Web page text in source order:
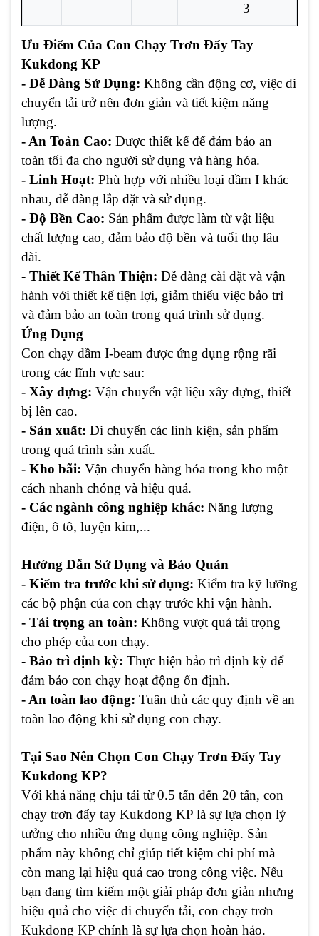
3
Ưu Điểm Của Con Chạy Trơn Đẩy Tay
Kukdong KP
- Dễ Dàng Sử Dụng: Không cần động cơ, việc di
chuyển tải trở nên đơn giản và tiết kiệm năng
lượng.
- An Toàn Cao: Được thiết kế để đảm bảo an
toàn tối đa cho người sử dụng và hàng hóa.
- Linh Hoạt: Phù hợp với nhiều loại dầm I khác
nhau, dễ dàng lắp đặt và sử dụng.
- Độ Bền Cao: Sản phẩm được làm từ vật liệu
chất lượng cao, đảm bảo độ bền và tuổi thọ lâu
dài.
- Thiết Kế Thân Thiện: Dễ dàng cài đặt và vận
hành với thiết kế tiện lợi, giảm thiểu việc bảo trì
và đảm bảo an toàn trong quá trình sử dụng.
Ứng Dụng
Con chạy dầm I-beam được ứng dụng rộng rãi
trong các lĩnh vực sau:
- Xây dựng: Vận chuyển vật liệu xây dựng, thiết
bị lên cao.
- Sản xuất: Di chuyển các linh kiện, sản phẩm
trong quá trình sản xuất.
- Kho bãi: Vận chuyển hàng hóa trong kho một
cách nhanh chóng và hiệu quả.
- Các ngành công nghiệp khác: Năng lượng
điện, ô tô, luyện kim,...
Hướng Dẫn Sử Dụng và Bảo Quản
- Kiểm tra trước khi sử dụng: Kiểm tra kỹ lưỡng
các bộ phận của con chạy trước khi vận hành.
- Tải trọng an toàn: Không vượt quá tải trọng
cho phép của con chạy.
- Bảo trì định kỳ: Thực hiện bảo trì định kỳ để
đảm bảo con chạy hoạt động ổn định.
- An toàn lao động: Tuân thủ các quy định về an
toàn lao động khi sử dụng con chạy.
Tại Sao Nên Chọn Con Chạy Trơn Đẩy Tay
Kukdong KP?
Với khả năng chịu tải từ 0.5 tấn đến 20 tấn, con
chạy trơn đẩy tay Kukdong KP là sự lựa chọn lý
tưởng cho nhiều ứng dụng công nghiệp. Sản
phẩm này không chỉ giúp tiết kiệm chi phí mà
còn mang lại hiệu quả cao trong công việc. Nếu
bạn đang tìm kiếm một giải pháp đơn giản nhưng
hiệu quả cho việc di chuyển tải, con chạy trơn
Kukdong KP chính là sự lựa chọn hoàn hảo.